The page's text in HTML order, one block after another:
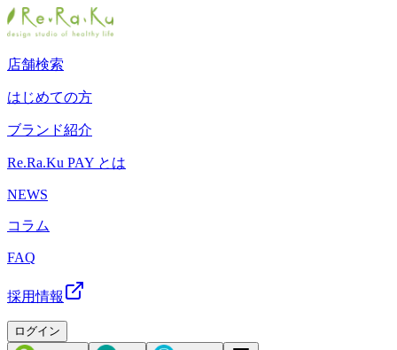
店舗検索
はじめての方
ブランド紹介
Re.Ra.Ku PAY とは
NEWS
コラム
FAQ
採用情報
ログイン